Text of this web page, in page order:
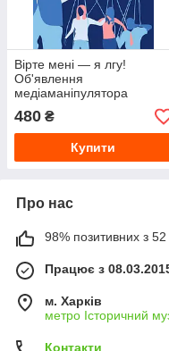
Вірте мені — я лгу!
Об'явлення
медіаманіпулятора
480 ₴
Купити
Про нас
98% позитивних з 52
Працює з
м. Харків
метро Історичний
Контакти